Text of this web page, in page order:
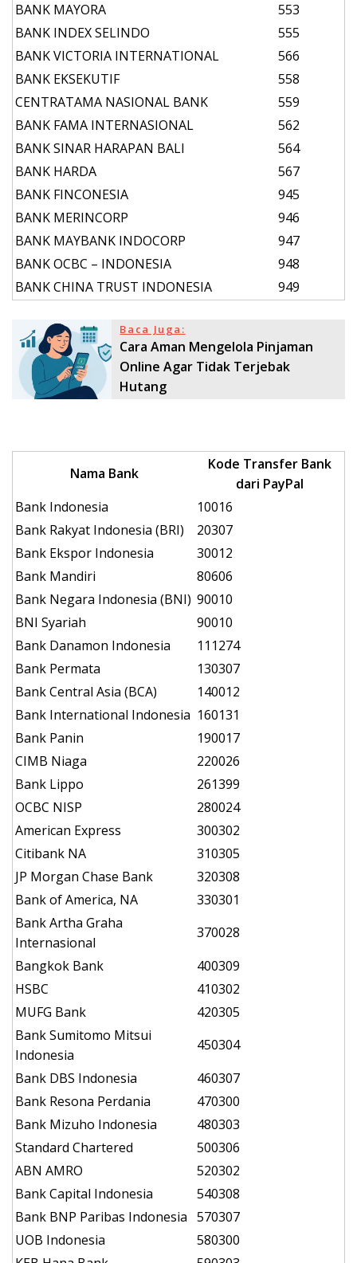
BANK MAYORA
553
BANK INDEX SELINDO
555
BANK VICTORIA INTERNATIONAL
566
BANK EKSEKUTIF
558
CENTRATAMA NASIONAL BANK
559
BANK FAMA INTERNASIONAL
562
BANK SINAR HARAPAN BALI
564
BANK HARDA
567
BANK FINCONESIA
945
BANK MERINCORP
946
BANK MAYBANK INDOCORP
947
BANK OCBC – INDONESIA
948
BANK CHINA TRUST INDONESIA
949
Baca Juga:
Cara Aman Mengelola Pinjaman
Online Agar Tidak Terjebak
Hutang
Nama Bank
Kode Transfer Bank
dari PayPal
Bank Indonesia
10016
Bank Rakyat Indonesia (BRI)
20307
Bank Ekspor Indonesia
30012
Bank Mandiri
80606
Bank Negara Indonesia (BNI) 90010
BNI Syariah
90010
Bank Danamon Indonesia
111274
Bank Permata
130307
Bank Central Asia (BCA)
140012
Bank International Indonesia 160131
Bank Panin
190017
CIMB Niaga
220026
Bank Lippo
261399
OCBC NISP
280024
American Express
300302
Citibank NA
310305
JP Morgan Chase Bank
320308
Bank of America, NA
330301
Bank Artha Graha
Internasional
370028
Bangkok Bank
400309
HSBC
410302
MUFG Bank
420305
Bank Sumitomo Mitsui
Indonesia
450304
Bank DBS Indonesia
460307
Bank Resona Perdania
470300
Bank Mizuho Indonesia
480303
Standard Chartered
500306
ABN AMRO
520302
Bank Capital Indonesia
540308
Bank BNP Paribas Indonesia 570307
UOB Indonesia
580300